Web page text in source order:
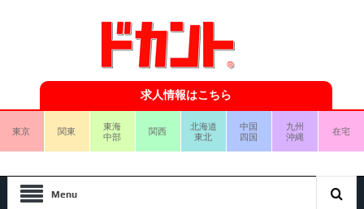
求人情報はこちら
東京 関東
東海
中部
関西
北海道
東北
中国
四国
九州
沖縄
在宅
Menu